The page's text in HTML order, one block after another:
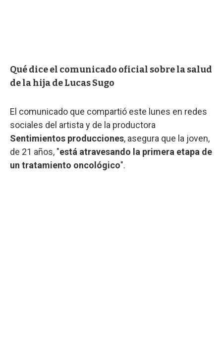
Qué dice el comunicado oficial sobre la salud
de la hija de Lucas Sugo
El comunicado que compartió este lunes en redes
sociales del artista y de la productora
Sentimientos producciones, asegura que la joven,
de 21 años, "está atravesando la primera etapa de
un tratamiento oncológico".